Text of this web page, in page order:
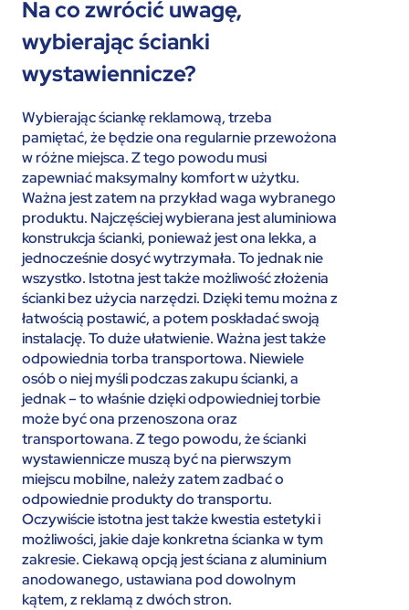
Na co zwrócić uwagę,
wybierając ścianki
wystawiennicze?
Wybierając ściankę reklamową, trzeba
pamiętać, że będzie ona regularnie przewożona
w różne miejsca. Z tego powodu musi
zapewniać maksymalny komfort w użytku.
Ważna jest zatem na przykład waga wybranego
produktu. Najczęściej wybierana jest aluminiowa
konstrukcja ścianki, ponieważ jest ona lekka, a
jednocześnie dosyć wytrzymała. To jednak nie
wszystko. Istotna jest także możliwość złożenia
ścianki bez użycia narzędzi. Dzięki temu można z
łatwością postawić, a potem poskładać swoją
instalację. To duże ułatwienie. Ważna jest także
odpowiednia torba transportowa. Niewiele
osób o niej myśli podczas zakupu ścianki, a
jednak – to właśnie dzięki odpowiedniej torbie
może być ona przenoszona oraz
transportowana. Z tego powodu, że ścianki
wystawiennicze muszą być na pierwszym
miejscu mobilne, należy zatem zadbać o
odpowiednie produkty do transportu.
Oczywiście istotna jest także kwestia estetyki i
możliwości, jakie daje konkretna ścianka w tym
zakresie. Ciekawą opcją jest ściana z aluminium
anodowanego, ustawiana pod dowolnym
kątem, z reklamą z dwóch stron.